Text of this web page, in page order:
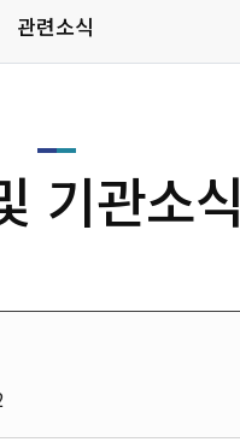
관련소식
기관소식